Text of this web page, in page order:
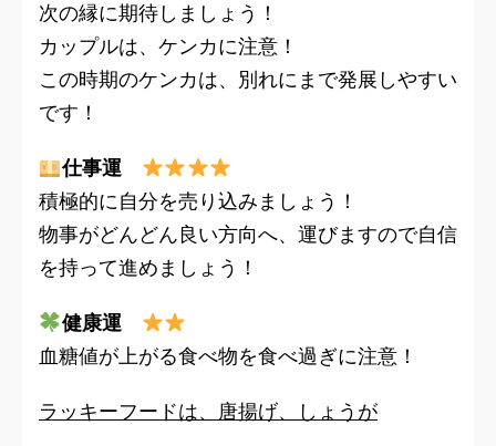
次の縁に期待しましょう！
カップルは、ケンカに注意！
この時期のケンカは、別れにまで発展しやすい
です！
仕事運
積極的に自分を売り込みましょう！
物事がどんどん良い方向へ、運びますので自信
を持って進めましょう！
健康運
血糖値が上がる食べ物を食べ過ぎに注意！
ラッキーフードは、唐揚げ、しょうが